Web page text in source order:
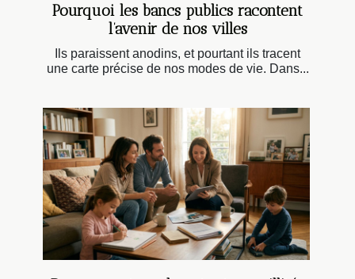
Pourquoi les bancs publics racontent
l’avenir de nos villes
Ils paraissent anodins, et pourtant ils tracent
une carte précise de nos modes de vie. Dans...